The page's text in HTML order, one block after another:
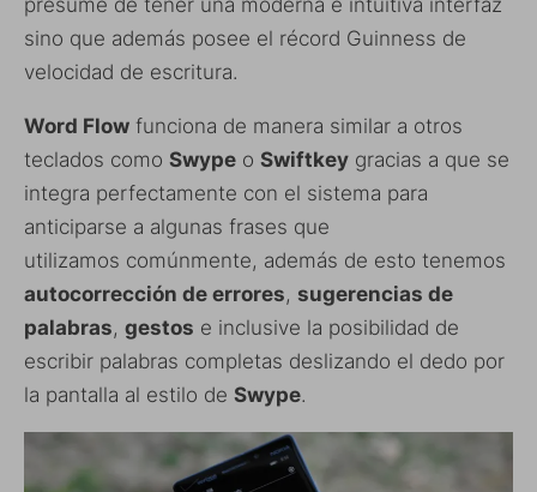
presume de tener una moderna e intuitiva interfaz
sino que además posee el récord Guinness de
velocidad de escritura.
Word Flow funciona de manera similar a otros
teclados como Swype o Swiftkey gracias a que se
integra perfectamente con el sistema para
anticiparse a algunas frases que
utilizamos comúnmente, además de esto tenemos
autocorrección de errores, sugerencias de
palabras, gestos e inclusive la posibilidad de
escribir palabras completas deslizando el dedo por
la pantalla al estilo de Swype.